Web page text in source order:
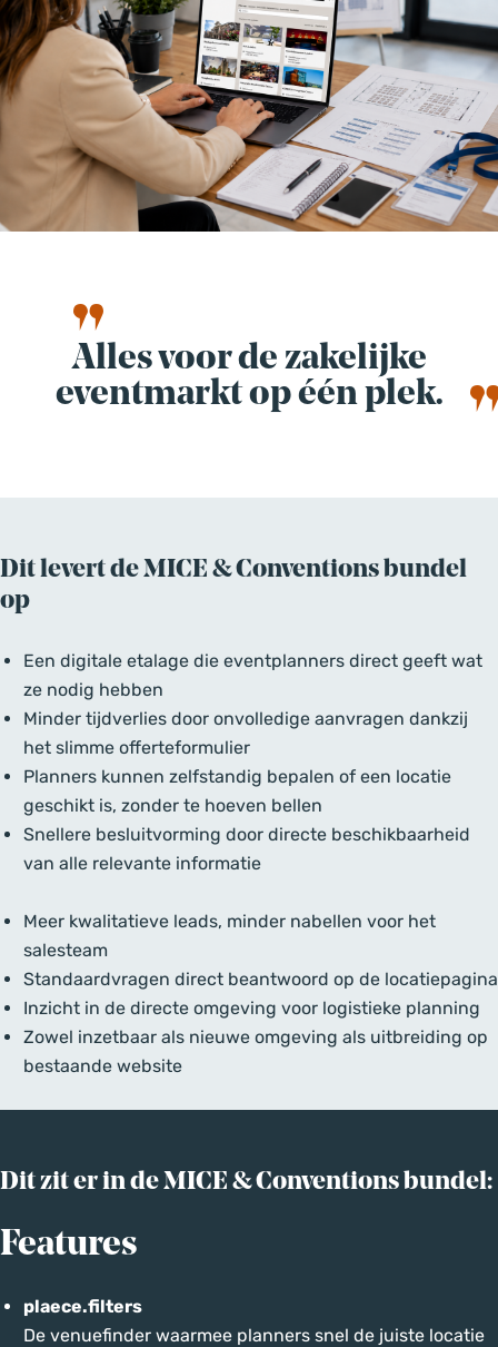
Alles voor de zakelijke
eventmarkt op één plek.
Dit levert de MICE & Conventions bundel
op
Een digitale etalage die eventplanners direct geeft wat
ze nodig hebben
Minder tijdverlies door onvolledige aanvragen dankzij
het slimme offerteformulier
Planners kunnen zelfstandig bepalen of een locatie
geschikt is, zonder te hoeven bellen
Snellere besluitvorming door directe beschikbaarheid
van alle relevante informatie
Meer kwalitatieve leads, minder nabellen voor het
salesteam
Standaardvragen direct beantwoord op de locatiepagina
Inzicht in de directe omgeving voor logistieke planning
Zowel inzetbaar als nieuwe omgeving als uitbreiding op
bestaande website
Dit zit er in de MICE & Conventions bundel:
Features
plaece.filters
De venuefinder waarmee planners snel de juiste locatie